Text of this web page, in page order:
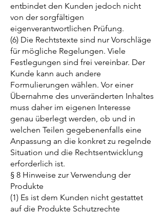
entbindet den Kunden jedoch nicht
von der sorgfältigen
eigenverantwortlichen Prüfung.
(6) Die Rechtstexte sind nur Vorschläge
für mögliche Regelungen. Viele
Festlegungen sind frei vereinbar. Der
Kunde kann auch andere
Formulierungen wählen. Vor einer
Übernahme des unveränderten Inhaltes
muss daher im eigenen Interesse
genau überlegt werden, ob und in
welchen Teilen gegebenenfalls eine
Anpassung an die konkret zu regelnde
Situation und die Rechtsentwicklung
erforderlich ist.
§ 8 Hinweise zur Verwendung der
Produkte
(1) Es ist dem Kunden nicht gestattet
auf die Produkte Schutzrechte